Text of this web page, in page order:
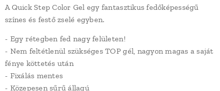
A Quick Step Color Gel egy fantasztikus fedőképességű
színes és festő zselé egyben.
- Egy rétegben fed nagy felületen!
- Nem feltétlenül szükséges TOP gél, nagyon magas a saját
fénye köttetés után
- Fixálás mentes
- Közepesen sűrű állagú